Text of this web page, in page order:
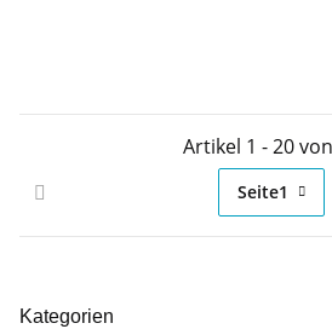
Artikel 1 - 20
Seite1
Kategorien